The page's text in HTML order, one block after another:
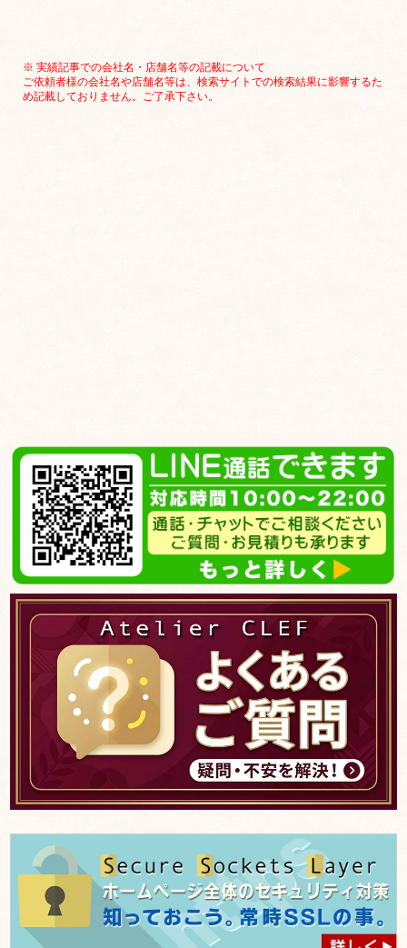
※ 実績記事での会社名・店舗名等の記載について
ご依頼者様の会社名や店舗名等は、検索サイトでの検索結果に影響するた
め記載しておりません。ご了承下さい。